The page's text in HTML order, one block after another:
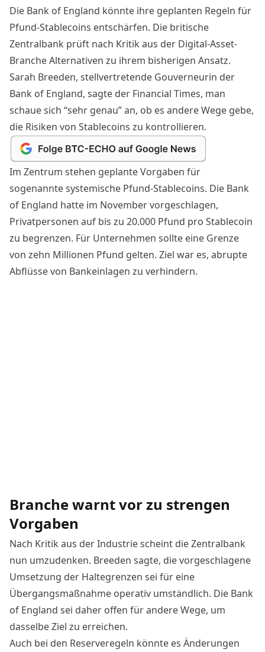
Die Bank of England könnte ihre geplanten Regeln für
Pfund-Stablecoins entschärfen. Die britische
Zentralbank prüft nach Kritik aus der Digital-Asset-
Branche Alternativen zu ihrem bisherigen Ansatz.
Sarah Breeden, stellvertretende Gouverneurin der
Bank of England, sagte der Financial Times, man
schaue sich “sehr genau” an, ob es andere Wege gebe,
die Risiken von Stablecoins zu kontrollieren.
Im Zentrum stehen geplante Vorgaben für
sogenannte systemische Pfund-Stablecoins. Die Bank
of England hatte im November vorgeschlagen,
Privatpersonen auf bis zu 20.000 Pfund pro Stablecoin
zu begrenzen. Für Unternehmen sollte eine Grenze
von zehn Millionen Pfund gelten. Ziel war es, abrupte
Abflüsse von Bankeinlagen zu verhindern.
Branche warnt vor zu strengen
Vorgaben
Nach Kritik aus der Industrie scheint die Zentralbank
nun umzudenken. Breeden sagte, die vorgeschlagene
Umsetzung der Haltegrenzen sei für eine
Übergangsmaßnahme operativ umständlich. Die Bank
of England sei daher offen für andere Wege, um
dasselbe Ziel zu erreichen.
Auch bei den Reserveregeln könnte es Änderungen